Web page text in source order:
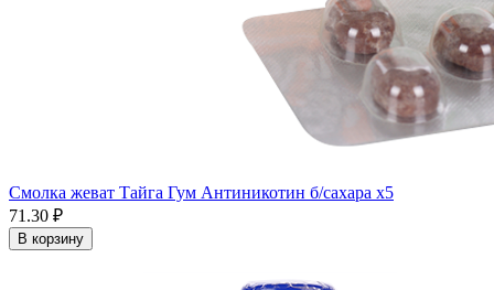
Смолка жеват Тайга Гум Антиникотин б/сахара x5
71.30 ₽
В корзину